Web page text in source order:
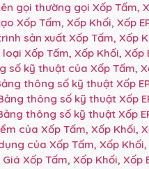
gọi thường gọi Xốp Tấm,
Xốp Tấm, Xốp Khối, Xốp
sản xuất Xốp Tấm, Xốp
loại Xốp Tấm, Xốp Khối, Xốp
số kỹ thuật của Xốp Tấm,
thông số kỹ thuật Xốp
thông số kỹ thuật Xốp
thông số kỹ thuật Xốp
của Xốp Tấm, Xốp Khối,
của Xốp Tấm, Xốp Khối,
Giá Xốp Tấm, Xốp Khối,